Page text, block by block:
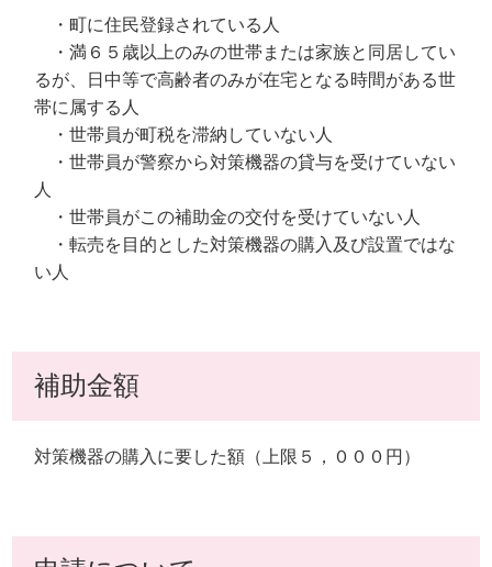
・町に住民登録されている人
・満６５歳以上のみの世帯または家族と同居してい
るが、日中等で高齢者のみが在宅となる時間がある世
帯に属する人
・世帯員が町税を滞納していない人
・世帯員が警察から対策機器の貸与を受けていない
人
・世帯員がこの補助金の交付を受けていない人
・転売を目的とした対策機器の購入及び設置ではな
い人
補助金額
対策機器の購入に要した額（上限５，０００円）